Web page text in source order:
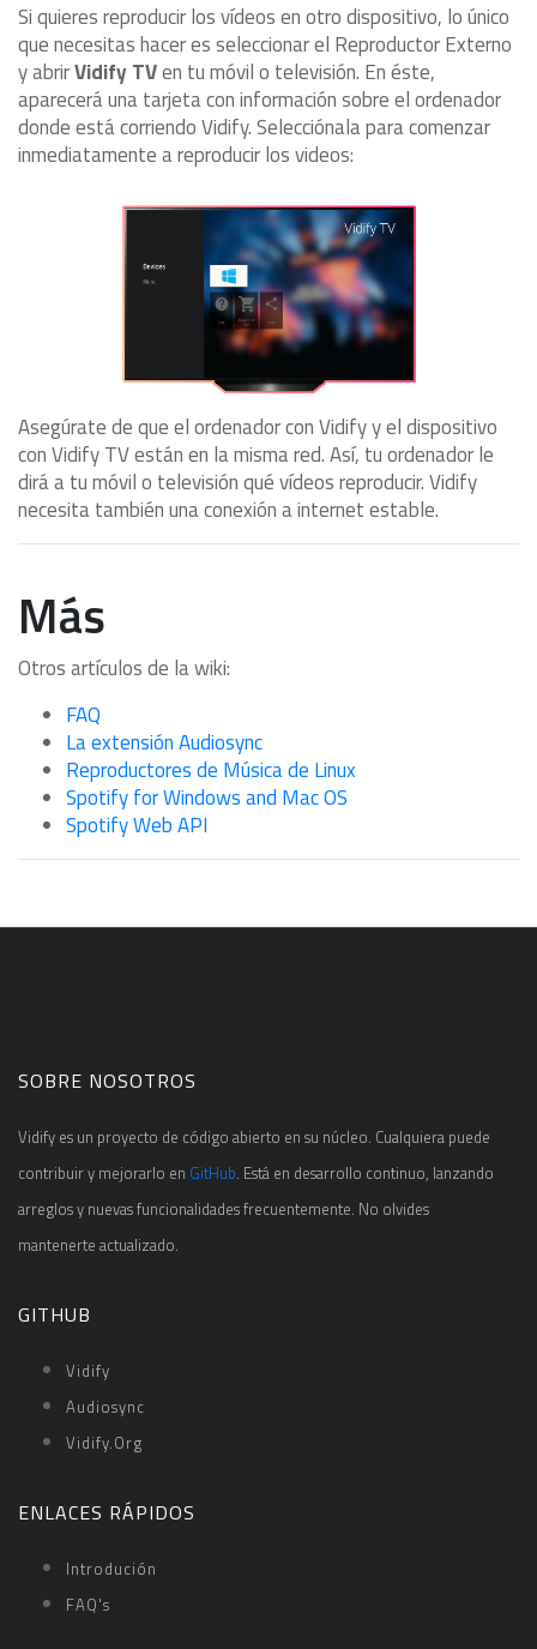
Si quieres reproducir los vídeos en otro dispositivo, lo único
que necesitas hacer es seleccionar el Reproductor Externo
y abrirVidify TVen tu móvil o televisión. En éste,
aparecerá una tarjeta con información sobre el ordenador
donde está corriendo Vidify. Selecciónala para comenzar
inmediatamente a reproducir los videos:
Asegúrate de que el ordenador con Vidify y el dispositivo
con Vidify TV están en la misma red. Así, tu ordenador le
dirá a tu móvil o televisión qué vídeos reproducir. Vidify
necesita también una conexión a internet estable.
Más
Otros artículos de la wiki:
FAQ
La extensión Audiosync
Reproductores de Música de Linux
Spotify for Windows and Mac OS
Spotify Web API
SOBRE NOSOTROS
Vidify es un proyecto de código abierto en su núcleo. Cualquiera puede
contribuir y mejorarlo en GitHub. Está en desarrollo continuo, lanzando
arreglos y nuevas funcionalidades frecuentemente. No olvides
mantenerte actualizado.
GITHUB
Vidify
Audiosync
Vidify.org
ENLACES RÁPIDOS
Introdución
FAQ's